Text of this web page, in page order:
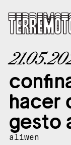
hacer
gesto
aliwen